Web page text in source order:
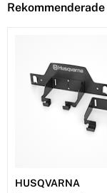
HUSQVARNA